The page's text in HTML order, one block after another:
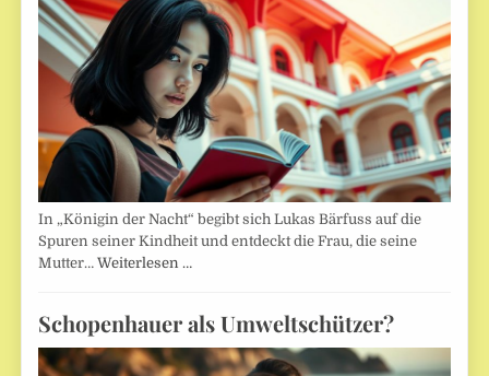
In „Königin der Nacht“ begibt sich Lukas Bärfuss auf die
Spuren seiner Kindheit und entdeckt die Frau, die seine
Mutter…Weiterlesen …
Schopenhauer als Umweltschützer?